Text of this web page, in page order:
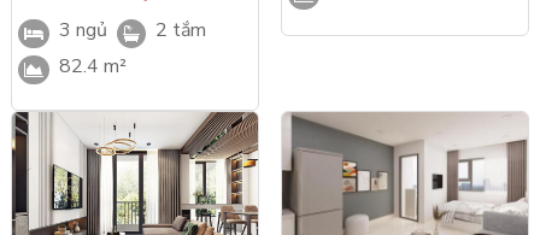
3 ngủ
2 tắm
82.4 m²